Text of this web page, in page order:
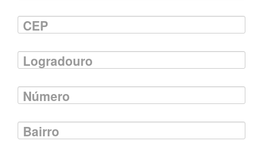
CEP
Logradouro
Número
Bairro